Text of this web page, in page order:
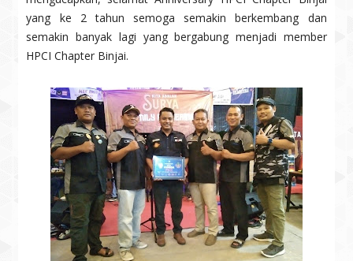
yang ke 2 tahun semoga semakin berkembang dan
semakin banyak lagi yang bergabung menjadi member
HPCI Chapter Binjai.